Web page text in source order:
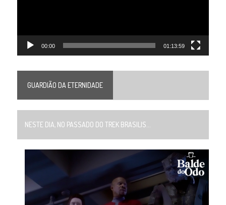
00:00 01:13:59
GUARDIÃO DA ETERNIDADE
NESTE DIA, NO PASSADO DO TREK BRASILIS...